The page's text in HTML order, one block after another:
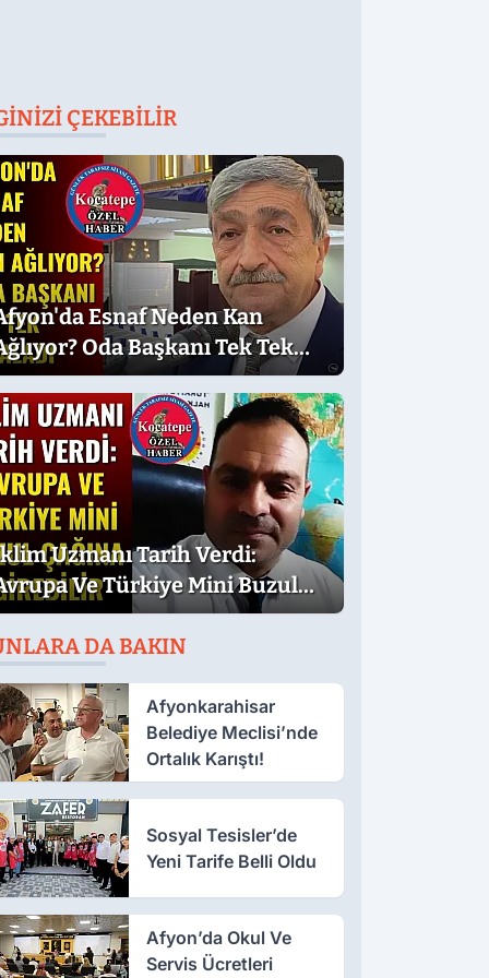
ÇEKEBILIR
Esnaf Neden Kan
Oda Başkanı Tek Tek
Uzmanı Tarih Verdi:
Ve Türkiye Mini Buzul
Girebilir
DA BAKIN
Afyonkarahisar
Belediye Meclisi’nde
Ortalık Karıştı!
Sosyal Tesisler’de
Yeni Tarife Belli Oldu
Afyon’da Okul Ve
Servis Ücretleri